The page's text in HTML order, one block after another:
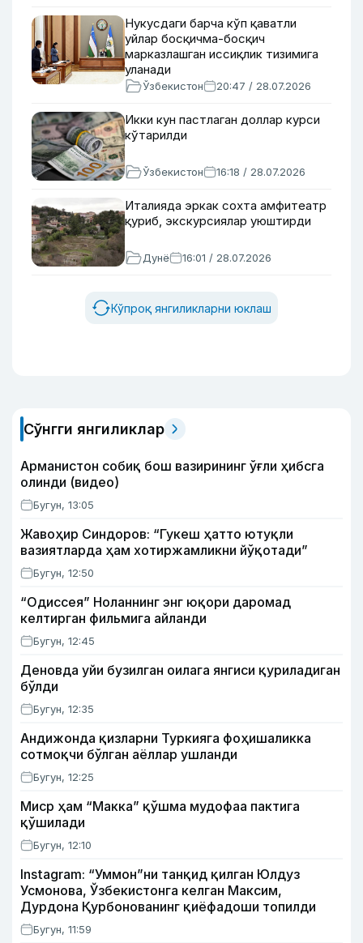
Нукусдаги барча кўп қаватли
уйлар босқичма-босқич
марказлашган иссиқлик тизимига
уланади
Ўзбекистон 20:47 / 28.07.2026
Икки кун пастлаган доллар курси
кўтарилди
Ўзбекистон 16:18 / 28.07.2026
Италияда эркак сохта амфитеатр
қуриб, экскурсиялар уюштирди
Дунё 16:01 / 28.07.2026
Кўпроқ янгиликларни юклаш
Сўнгги янгиликлар
Арманистон собиқ бош вазирининг ўғли ҳибсга
олинди (видео)
Бугун, 13:05
Жавоҳир Синдоров: “Гукеш ҳатто ютуқли
вазиятларда ҳам хотиржамликни йўқотади”
Бугун, 12:50
“Одиссея” Ноланнинг энг юқори даромад
келтирган фильмига айланди
Бугун, 12:45
Деновда уйи бузилган оилага янгиси қуриладиган
бўлди
Бугун, 12:35
Андижонда қизларни Туркияга фоҳишаликка
сотмоқчи бўлган аёллар ушланди
Бугун, 12:25
Миср ҳам “Макка” қўшма мудофаа пактига
қўшилади
Бугун, 12:10
Instagram: “Уммон”ни танқид қилган Юлдуз
Усмонова, Ўзбекистонга келган Максим,
Дурдона Қурбонованинг қиёфадоши топилди
Бугун, 11:59